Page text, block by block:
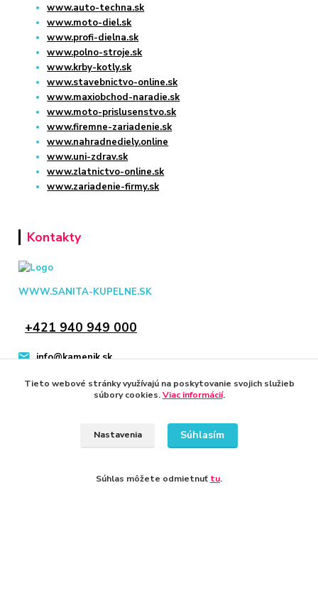
www.auto-techna.sk
www.moto-diel.sk
www.profi-dielna.sk
www.polno-stroje.sk
www.krby-kotly.sk
www.stavebnictvo-online.sk
www.maxiobchod-naradie.sk
www.moto-prislusenstvo.sk
www.firemne-zariadenie.sk
www.nahradnediely.online
www.uni-zdrav.sk
www.zlatnictvo-online.sk
www.zariadenie-firmy.sk
Kontakty
WWW.SANITA-KUPELNE.SK
+421 940 949 000
info@kamenik.sk
Vytvorené na
Tieto webové stránky využívajú na poskytovanie svojich služieb
súbory cookies.Viac informácií.
Nastavenia Súhlasím
Súhlas môžete odmietnuť tu.